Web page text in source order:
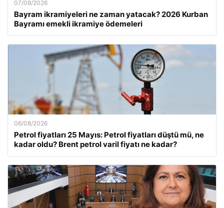
07/08/2026
Bayram ikramiyeleri ne zaman yatacak? 2026 Kurban
Bayramı emekli ikramiye ödemeleri
06/08/2026
Petrol fiyatları 25 Mayıs: Petrol fiyatları düştü mü, ne
kadar oldu? Brent petrol varil fiyatı ne kadar?